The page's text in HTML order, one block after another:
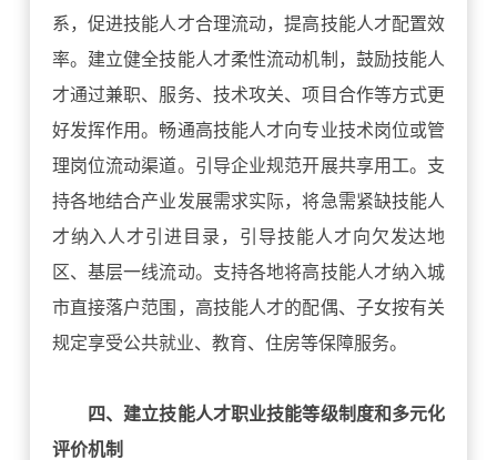
系，促进技能人才合理流动，提高技能人才配置效
率。建立健全技能人才柔性流动机制，鼓励技能人
才通过兼职、服务、技术攻关、项目合作等方式更
好发挥作用。畅通高技能人才向专业技术岗位或管
理岗位流动渠道。引导企业规范开展共享用工。支
持各地结合产业发展需求实际，将急需紧缺技能人
才纳入人才引进目录，引导技能人才向欠发达地
区、基层一线流动。支持各地将高技能人才纳入城
市直接落户范围，高技能人才的配偶、子女按有关
规定享受公共就业、教育、住房等保障服务。
四、建立技能人才职业技能等级制度和多元化
评价机制